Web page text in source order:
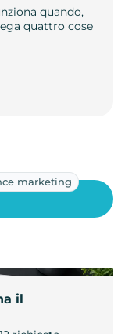
quando,
quattro cose
marketing
il